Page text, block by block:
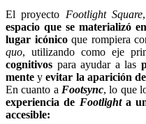
El proyecto Footlight Square
espacio que se materializó
lugar icónicoque rompiera
quo, utilizando como eje
cognitivos para ayudar a las
mente y evitar la aparición
En cuanto a Footsync, lo que
experiencia de Footlighta un
accesible: